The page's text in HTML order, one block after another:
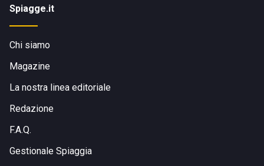
Spiagge.it
Chi siamo
Magazine
La nostra linea editoriale
Redazione
F.A.Q.
Gestionale Spiaggia